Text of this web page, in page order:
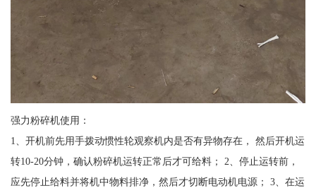
强力粉碎机使用：
1、开机前先用手拨动惯性轮观察机内是否有异物存在， 然后开机运
转10-20分钟，确认粉碎机运转正常后才可给料； 2、停止运转前，
应先停止给料并将机中物料排净，然后才切断电动机电源； 3、在运